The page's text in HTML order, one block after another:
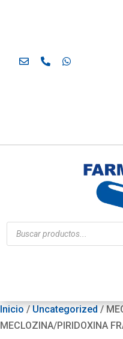
Búsqueda
de
productos
Inicio / Uncategorized /
MECLOZINA/PIRIDOXINA